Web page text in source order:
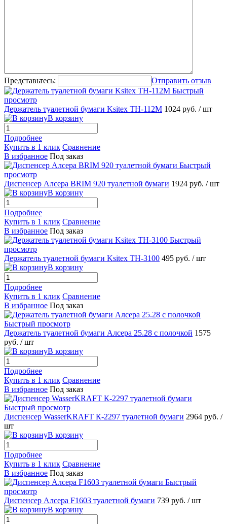
Представьтесь:
Отправить отзыв
Быстрый
просмотр
Держатель туалетной бумаги Ksitex TH-112M 1024 руб. / шт
В корзину
Подробнее
Купить в 1 клик Сравнение
В избранное Под заказ
Быстрый
просмотр
Диспенсер Алсера BRIM 920 туалетной бумаги 1924 руб. / шт
В корзину
Подробнее
Купить в 1 клик Сравнение
В избранное Под заказ
Быстрый
просмотр
Держатель туалетной бумаги Ksitex TH-3100 495 руб. / шт
В корзину
Подробнее
Купить в 1 клик Сравнение
В избранное Под заказ
Быстрый просмотр
Держатель туалетной бумаги Алсера 25.28 с полочкой 1575
руб. / шт
В корзину
Подробнее
Купить в 1 клик Сравнение
В избранное Под заказ
Быстрый просмотр
Диспенсер WasserKRAFT К-2297 туалетной бумаги 2964 руб. /
шт
В корзину
Подробнее
Купить в 1 клик Сравнение
В избранное Под заказ
Быстрый
просмотр
Диспенсер Алсера F1603 туалетной бумаги 739 руб. / шт
В корзину